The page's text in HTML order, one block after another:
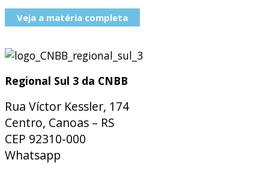
Veja a matéria completa
Regional Sul 3 da CNBB
Rua Víctor Kessler, 174
Centro, Canoas – RS
CEP 92310-000
Whatsapp